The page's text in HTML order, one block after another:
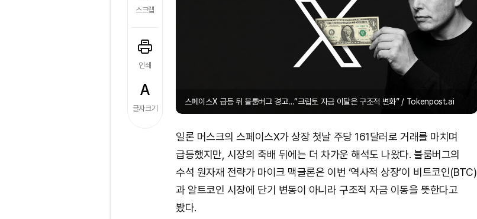
스크랩
인쇄
글자크기
스페이스X 급등 뒤 블룸버그 경고…“크립토 자금 이탈은 구조적 변화” / Tokenpost.ai
일론 머스크의 스페이스X가 상장 첫날 주당 161달러로 거래를 마치며
급등했지만, 시장의 축배 뒤에는 더 차가운 해석도 나왔다. 블룸버그의
수석 원자재 전략가 마이크 맥글론은 이번 ‘역사적 상장’이 비트코인(BTC)
과 알트코인 시장에 단기 변동이 아니라 구조적 자금 이동을 뜻한다고
봤다.